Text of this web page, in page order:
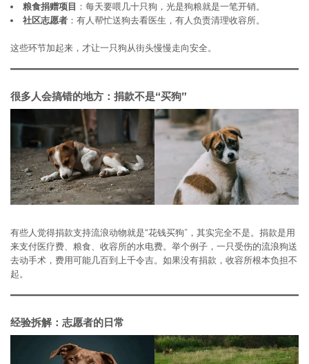
粮食捐赠项目 ：每天要喂几十只狗，光是狗粮就是一笔开销。
社区志愿者 ：有人帮忙送狗去看医生，有人负责清理收容所。
这些环节加起来，才让一只狗从街头慢慢走向安全。
很多人会搞错的地方：捐款不是“买狗”
有些人觉得捐款支持流浪动物就是“花钱买狗”，其实完全不是。捐款是用
来支付医疗费、粮食、收容所的水电费。举个例子，一只受伤的流浪狗送
去动手术，费用可能几百到上千令吉。如果没有捐款，收容所根本负担不
起。
经验拆解：志愿者的日常